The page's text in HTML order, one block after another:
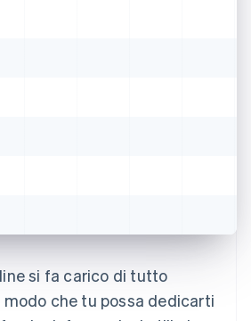
si fa carico di tutto
modo che tu possa dedicarti